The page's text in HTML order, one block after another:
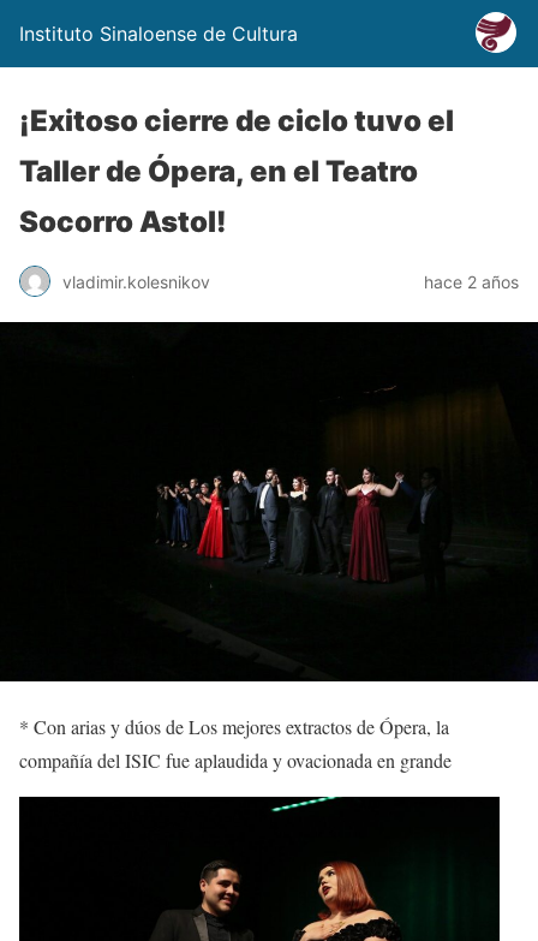
Instituto Sinaloense de Cultura
¡Exitoso cierre de ciclo tuvo el
Taller de Ópera, en el Teatro
Socorro Astol!
vladimir.kolesnikov hace 2 años
* Con arias y dúos deLos mejores extractos de Ópera, la
compañía del ISIC fue aplaudida y ovacionada en grande